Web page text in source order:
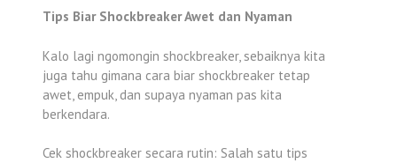
Tips Biar Shockbreaker Awet dan Nyaman
Kalo lagi ngomongin shockbreaker, sebaiknya kita
juga tahu gimana cara biar shockbreaker tetap
awet, empuk, dan supaya nyaman pas kita
berkendara.
Cek shockbreaker secara rutin: Salah satu tips